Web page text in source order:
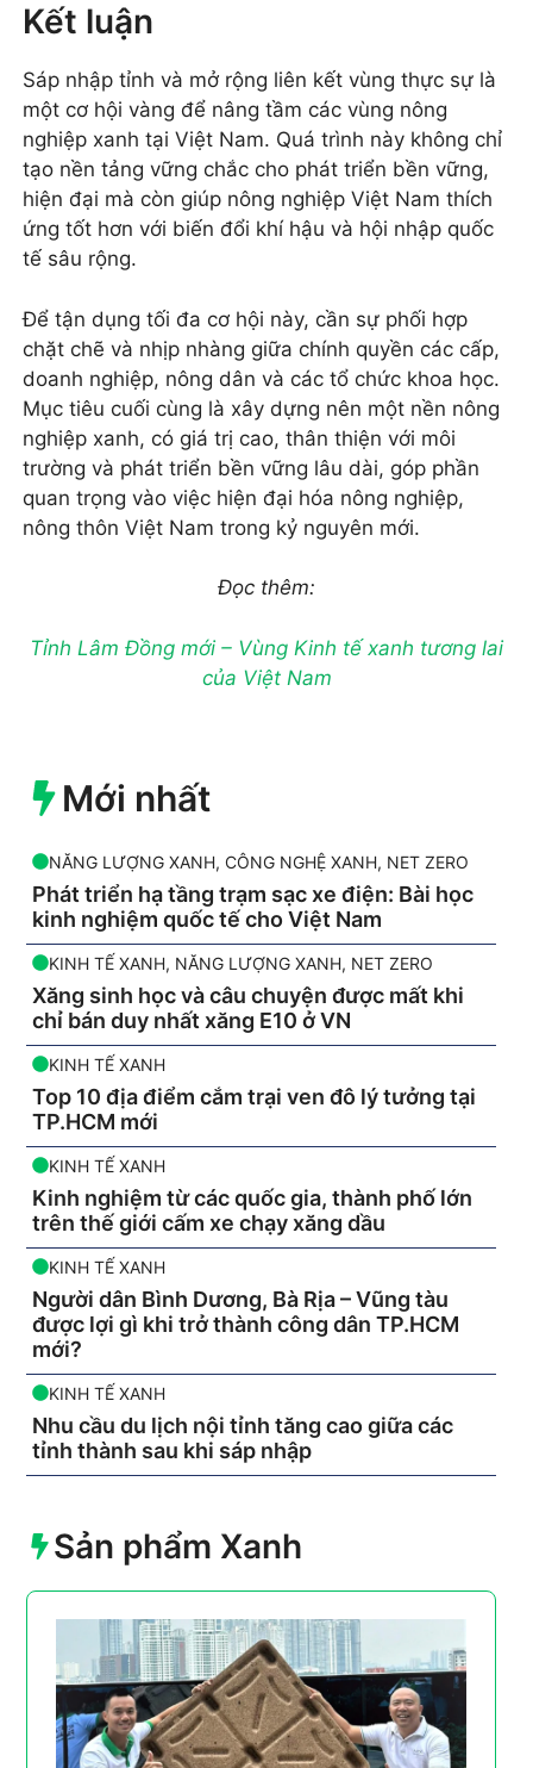
Kết luận
Sáp nhập tỉnh và mở rộng liên kết vùng thực sự là
một cơ hội vàng để nâng tầm các vùng nông
nghiệp xanh tại Việt Nam. Quá trình này không chỉ
tạo nền tảng vững chắc cho phát triển bền vững,
hiện đại mà còn giúp nông nghiệp Việt Nam thích
ứng tốt hơn với biến đổi khí hậu và hội nhập quốc
tế sâu rộng.
Để tận dụng tối đa cơ hội này, cần sự phối hợp
chặt chẽ và nhịp nhàng giữa chính quyền các cấp,
doanh nghiệp, nông dân và các tổ chức khoa học.
Mục tiêu cuối cùng là xây dựng nên một nền nông
nghiệp xanh, có giá trị cao, thân thiện với môi
trường và phát triển bền vững lâu dài, góp phần
quan trọng vào việc hiện đại hóa nông nghiệp,
nông thôn Việt Nam trong kỷ nguyên mới.
Đọc thêm:
Tỉnh Lâm Đồng mới – Vùng Kinh tế xanh tương lai
của Việt Nam
Mới nhất
NĂNG LƯỢNG XANH,CÔNG NGHỆ XANH, NET ZERO
Phát triển hạ tầng trạm sạc xe điện: Bài học
kinh nghiệm quốc tế cho Việt Nam
KINH TẾ XANH, NĂNG LƯỢNG XANH, NET ZERO
Xăng sinh học và câu chuyện được mất khi
chỉ bán duy nhất xăng E10 ở VN
KINH TẾ XANH
Top 10 địa điểm cắm trại ven đô lý tưởng tại
TP.HCM mới
KINH TẾ XANH
Kinh nghiệm từ các quốc gia, thành phố lớn
trên thế giới cấm xe chạy xăng dầu
KINH TẾ XANH
Người dân Bình Dương, Bà Rịa – Vũng tàu
được lợi gì khi trở thành công dân TP.HCM
mới?
KINH TẾ XANH
Nhu cầu du lịch nội tỉnh tăng cao giữa các
tỉnh thành sau khi sáp nhập
Sản phẩm Xanh